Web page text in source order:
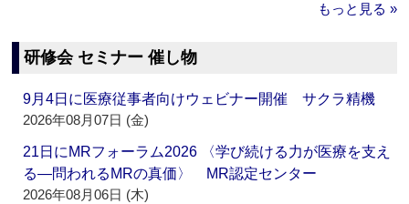
もっと見る »
研修会 セミナー 催し物
9月4日に医療従事者向けウェビナー開催 サクラ精機
2026年08月07日 (金)
21日にMRフォーラム2026 〈学び続ける力が医療を支え
る―問われるMRの真価〉 MR認定センター
2026年08月06日 (木)